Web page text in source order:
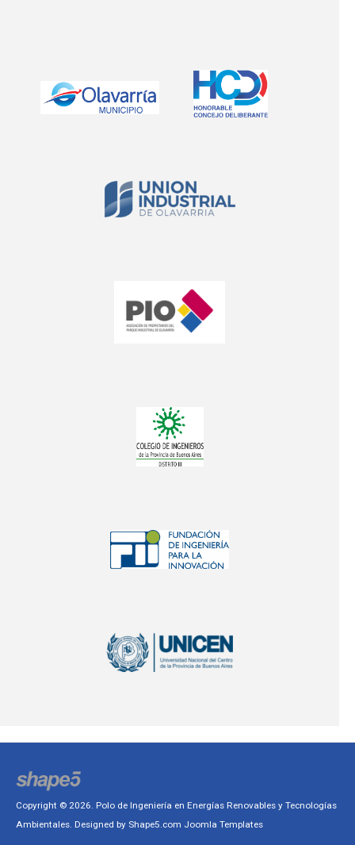
Copyright © 2026. Polo de Ingeniería en Energías Renovables y Tecnologías
Ambientales. Designed by Shape5.com Joomla Templates